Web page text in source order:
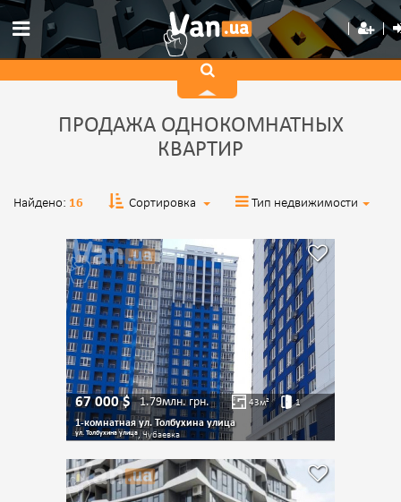
ПРОДАЖА ОДНОКОМНАТНЫХ
КВАРТИР
Найдено: 16 Сортировка Тип недвижимости
67 000$ 1.79млн.грн. 43м² 1
1-комнатная ул. Толбухина улица
ул. Толбухина улица, Чубаевка